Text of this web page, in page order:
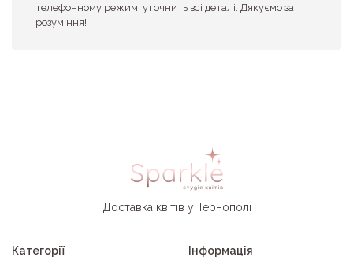
телефонному режимі уточнить всі деталі. Дякуємо за
розуміння!
Доставка квітів у Тернополі
Категорії
Інформація